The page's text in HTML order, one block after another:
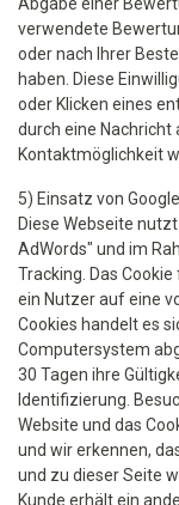
Abgabe einer
verwendete
oder nach Ihrer
haben. Diese
oder Klicken eines
durch eine Nachricht
Kontaktmöglichkeit
5) Einsatz von
Diese Webseite
AdWords" und im
Tracking. Das
ein Nutzer auf eine
Cookies handelt es
Computersystem
30 Tagen ihre
Identifizierung.
Website und das
und wir erkennen,
und zu dieser Seite
Kunde erhält ein